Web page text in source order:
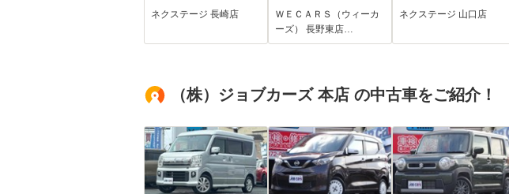
LEDヘッド 純正14
トハイビーム 車線
ン
ネクステージ 長崎店
ランプ LED/横滑り防
止装置/アイドリング
ストップ/禁煙車/エア
インドウ
ＷＥＣＡＲＳ（ウィーカ
ーズ） 長野東店…
ナー LEDヘッドラ
ETC Bluetooth ス
煙車
ネクステージ 山口店
（株）ジョブカーズ 本店 の中古車をご紹介！